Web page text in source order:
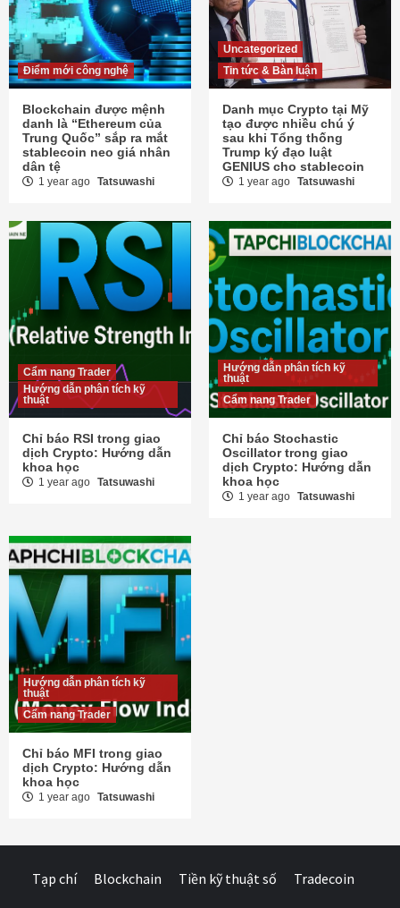
Điểm mới công nghệ
Blockchain được mệnh
danh là “Ethereum của
Trung Quốc” sắp ra mắt
stablecoin neo giá nhân
dân tệ
1 year ago Tatsuwashi
Uncategorized
Tin tức & Bàn luận
Danh mục Crypto tại Mỹ
tạo được nhiều chú ý
sau khi Tổng thống
Trump ký đạo luật
GENIUS cho stablecoin
1 year ago Tatsuwashi
Cẩm nang Trader
Hướng dẫn phân tích kỹ
thuật
Chỉ báo RSI trong giao
dịch Crypto: Hướng dẫn
khoa học
1 year ago Tatsuwashi
Hướng dẫn phân tích kỹ
thuật
Cẩm nang Trader
Chỉ báo Stochastic
Oscillator trong giao
dịch Crypto: Hướng dẫn
khoa học
1 year ago Tatsuwashi
Hướng dẫn phân tích kỹ
thuật
Cẩm nang Trader
Chỉ báo MFI trong giao
dịch Crypto: Hướng dẫn
khoa học
1 year ago Tatsuwashi
Tạp chí Blockchain Tiền kỹ thuật số Tradecoin